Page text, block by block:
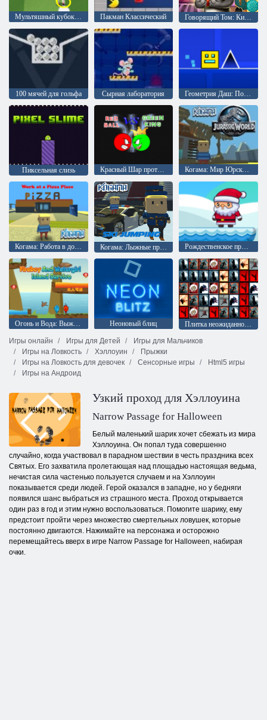
Пакман Классический Говорящий Том: Киндер сюрприз
100 мячей для гольфа Сырная лаборатория
Пиксельная слизь Красный Шар против Зеленого Короля Когама: Мир Юрского периода
Когама: Работа в доставке пиццы Когама: Лыжные прыжки !! Рождественское приключение
Неоновый блиц
Плитка неожиданностей
Игры онлайн
Игры для Детей
Игры для Мальчиков
Игры на Ловкость
Хэллоуин
Прыжки
Игры на Ловкость для девочек
Сенсорные игры
Html5 игры
Игры на Андроид
Узкий проход для Хэллоуина
Narrow Passage for Halloween
Белый маленький шарик хочет сбежать из мира
Хэллоуина. Он попал туда совершенно
случайно, когда участвовал в парадном шествии в честь праздника всех
Святых. Его захватила пролетающая над площадью настоящая ведьма,
нечистая сила частенько пользуется случаем и на Хэллоуин
показывается среди людей. Герой оказался в западне, но у бедняги
появился шанс выбраться из страшного места. Проход открывается
один раз в год и этим нужно воспользоваться. Помогите шарику, ему
предстоит пройти через множество смертельных ловушек, которые
постоянно двигаются. Нажимайте на персонажа и осторожно
перемещайтесь вверх в игре Narrow Passage for Halloween, набирая
очки.